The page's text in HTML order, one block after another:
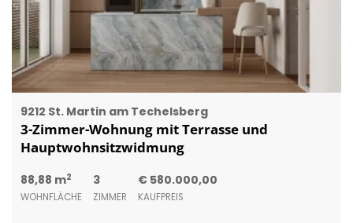
9212 St. Martin am Techelsberg
3-Zimmer-Wohnung mit Terrasse und
Hauptwohnsitzwidmung
88,88 m2
WOHNFLÄCHE
3
ZIMMER
€ 580.000,00
KAUFPREIS